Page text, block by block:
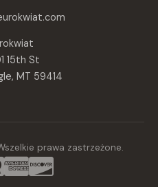
15th St
MT 59414
prawa zastrzeżone.